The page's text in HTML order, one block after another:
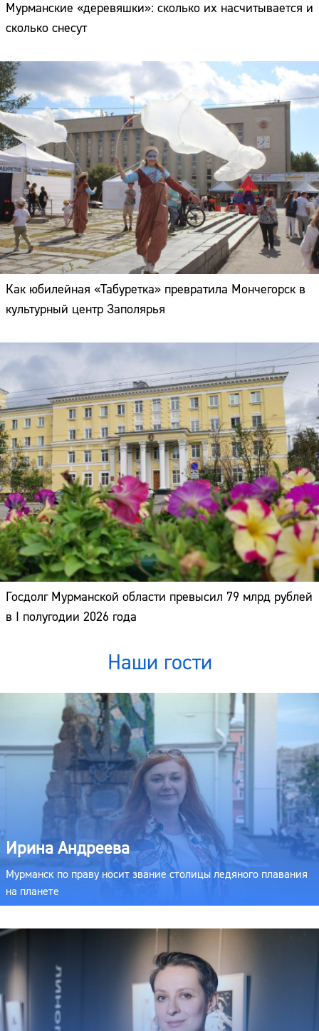
Мурманские «деревяшки»: сколько их насчитывается и
сколько снесут
Как юбилейная «Табуретка» превратила Мончегорск в
культурный центр Заполярья
Госдолг Мурманской области превысил 79 млрд рублей
в I полугодии 2026 года
Наши гости
Ирина Андреева
Мурманск по праву носит звание столицы ледяного плавания
на планете